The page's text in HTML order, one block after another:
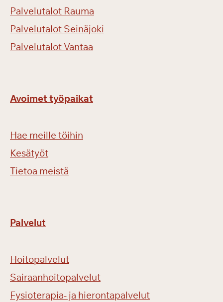
Palvelutalot Rauma
Palvelutalot Seinäjoki
Palvelutalot Vantaa
Avoimet työpaikat
Hae meille töihin
Kesätyöt
Tietoa meistä
Palvelut
Hoitopalvelut
Sairaanhoitopalvelut
Fysioterapia- ja hierontapalvelut